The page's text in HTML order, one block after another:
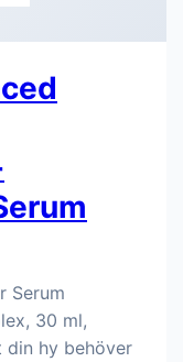
Serum
30 ml,
din hy behöver